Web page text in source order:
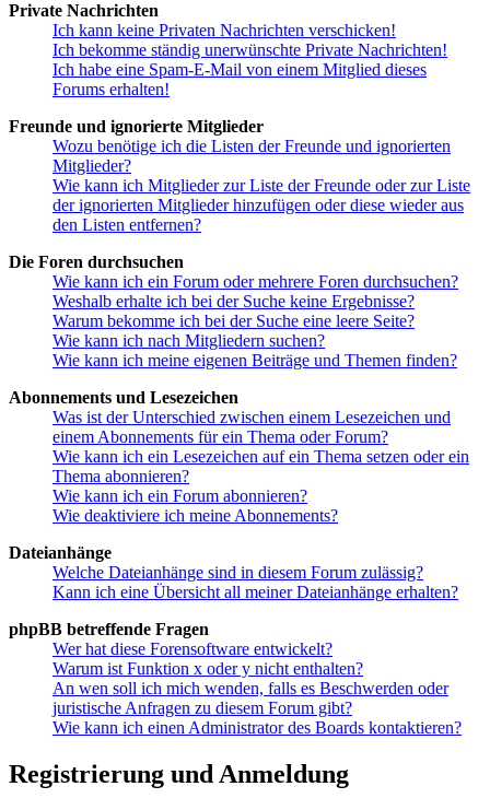
Private Nachrichten
Ich kann keine Privaten Nachrichten verschicken!
Ich bekomme ständig unerwünschte Private Nachrichten!
Ich habe eine Spam-E-Mail von einem Mitglied dieses
Forums erhalten!
Freunde und ignorierte Mitglieder
Wozu benötige ich die Listen der Freunde und ignorierten
Mitglieder?
Wie kann ich Mitglieder zur Liste der Freunde oder zur Liste
der ignorierten Mitglieder hinzufügen oder diese wieder aus
den Listen entfernen?
Die Foren durchsuchen
Wie kann ich ein Forum oder mehrere Foren durchsuchen?
Weshalb erhalte ich bei der Suche keine Ergebnisse?
Warum bekomme ich bei der Suche eine leere Seite?
Wie kann ich nach Mitgliedern suchen?
Wie kann ich meine eigenen Beiträge und Themen finden?
Abonnements und Lesezeichen
Was ist der Unterschied zwischen einem Lesezeichen und
einem Abonnements für ein Thema oder Forum?
Wie kann ich ein Lesezeichen auf ein Thema setzen oder ein
Thema abonnieren?
Wie kann ich ein Forum abonnieren?
Wie deaktiviere ich meine Abonnements?
Dateianhänge
Welche Dateianhänge sind in diesem Forum zulässig?
Kann ich eine Übersicht all meiner Dateianhänge erhalten?
phpBB betreffende Fragen
Wer hat diese Forensoftware entwickelt?
Warum ist Funktion x oder y nicht enthalten?
An wen soll ich mich wenden, falls es Beschwerden oder
juristische Anfragen zu diesem Forum gibt?
Wie kann ich einen Administrator des Boards kontaktieren?
Registrierung und Anmeldung